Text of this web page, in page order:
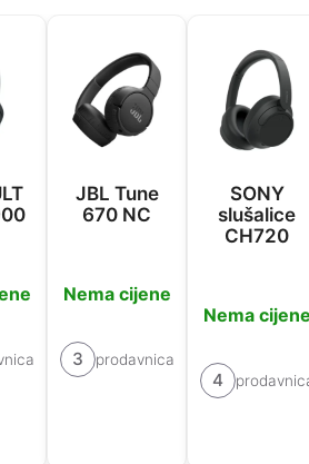
JBL Tune
670 NC
Nema cijene
3 prodavnica
SONY
slušalice
CH720
Nema cijene
4